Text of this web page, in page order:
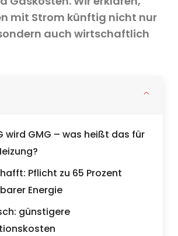
mit Strom künftig nicht nur
auch wirtschaftlich
wird GMG – was heißt das für
Pflicht zu 65 Prozent
Energie
günstigere